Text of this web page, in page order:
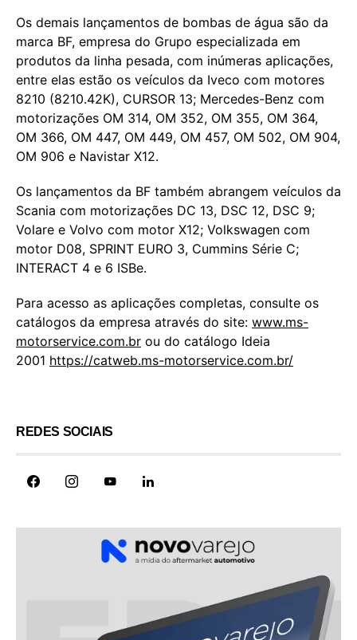
Os demais lançamentos de bombas de água são da
marca BF, empresa do Grupo especializada em
produtos da linha pesada, com inúmeras aplicações,
entre elas estão os veículos da Iveco com motores
8210 (8210.42K), CURSOR 13; Mercedes-Benz com
motorizações OM 314, OM 352, OM 355, OM 364,
OM 366, OM 447, OM 449, OM 457, OM 502, OM 904,
OM 906 e Navistar X12.
Os lançamentos da BF também abrangem veículos da
Scania com motorizações DC 13, DSC 12, DSC 9;
Volare e Volvo com motor X12; Volkswagen com
motor D08, SPRINT EURO 3, Cummins Série C;
INTERACT 4 e 6 ISBe.
Para acesso as aplicações completas, consulte os
catálogos da empresa através do site: www.ms-
motorservice.com.br ou do catálogo Ideia
2001 https://catweb.ms-motorservice.com.br/
REDES SOCIAIS